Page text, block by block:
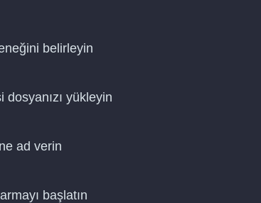
belirleyin
yükleyin
ad verin
başlatın